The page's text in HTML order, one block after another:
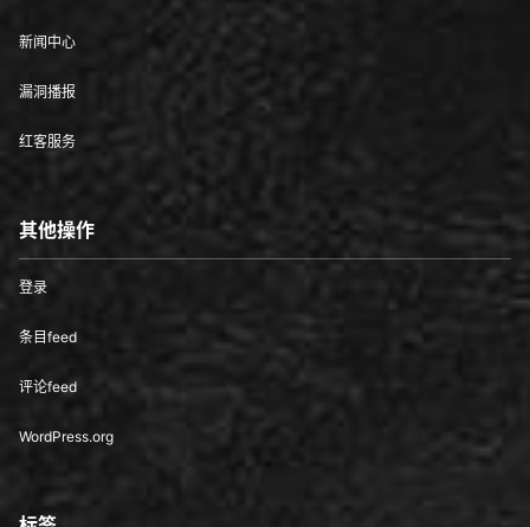
新闻中心
漏洞播报
红客服务
其他操作
登录
条目feed
评论feed
WordPress.org